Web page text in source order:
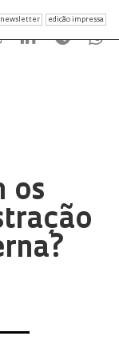
newsletter edição impressa
os